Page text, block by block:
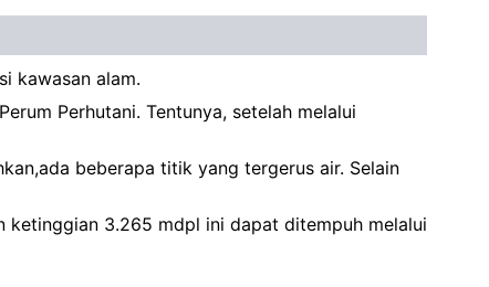
kawasan alam.
Perhutani. Tentunya, setelah melalui
beberapa titik yang tergerus air. Selain
ketinggian 3.265 mdpl ini dapat ditempuh melalui